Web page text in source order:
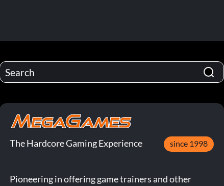
The Hardcore Gaming Experience since 1998
Pioneering in offering game trainers and other